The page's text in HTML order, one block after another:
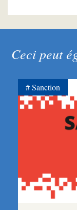
Ceci peut
Sanction